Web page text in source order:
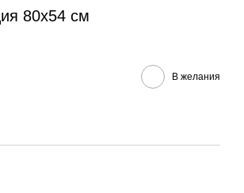
80x54 см
В желания